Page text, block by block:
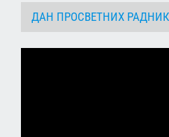
ДАН ПРОСВЕТНИХ